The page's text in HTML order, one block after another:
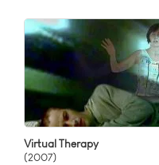
Virtual Therapy
(2007)